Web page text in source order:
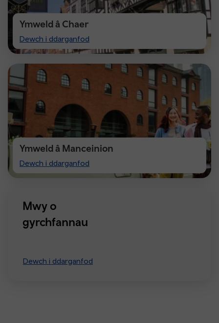
Ymweld â Chaer
Dewch i ddarganfod
Visit
Chester
Ymweld â Manceinion
Dewch i ddarganfod
Visiting
Manchester
Mwy o
gyrchfannau
Dewch i ddarganfod